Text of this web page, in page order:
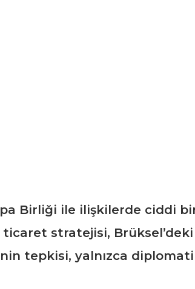
Birliği ile ilişkilerde ciddi
stratejisi,
tepkisi, yalnızca